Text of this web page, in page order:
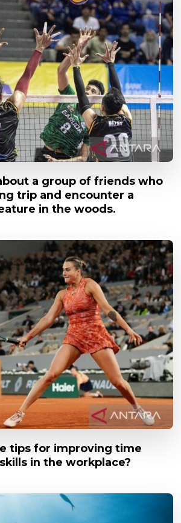
a group of friends who
trip and encounter a
in the woods.
tips for improving time
in the workplace?